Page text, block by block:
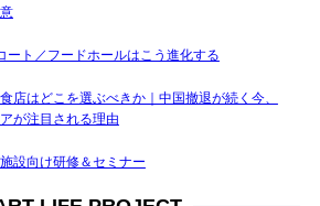
ート／フードホールはこう進化する
店はどこを選ぶべきか｜中国撤退が続く今、
が注目される理由
設向け研修＆セミナー